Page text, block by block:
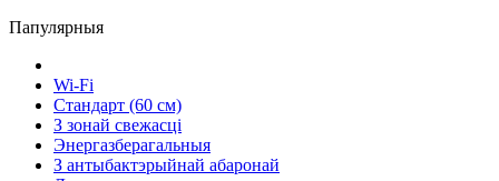
Папулярныя
Wi-Fi
Стандарт (60 см)
З зонай свежасці
Энергазберагальныя
З антыбактэрыйнай абаронай